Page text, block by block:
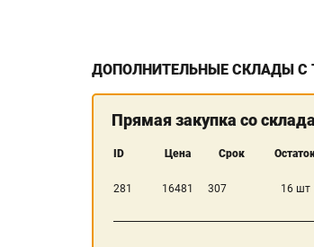
ДОПОЛНИТЕЛЬНЫЕ СКЛАДЫ С
Прямая закупка со склада
ID Цена Срок
281 16481 307 16 шт